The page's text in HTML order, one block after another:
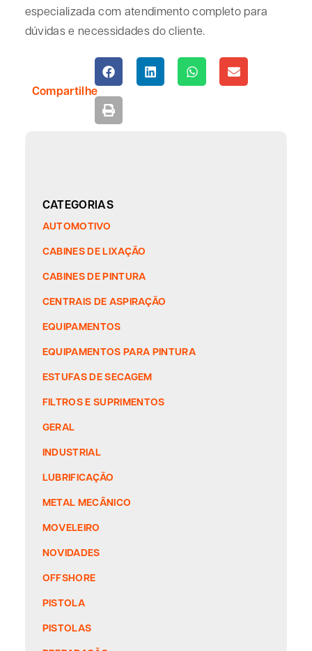
especializada com atendimento completo para
dúvidas e necessidades do cliente.
Compartilhe
CATEGORIAS
AUTOMOTIVO
CABINES DE LIXAÇÃO
CABINES DE PINTURA
CENTRAIS DE ASPIRAÇÃO
EQUIPAMENTOS
EQUIPAMENTOS PARA PINTURA
ESTUFAS DE SECAGEM
FILTROS E SUPRIMENTOS
GERAL
INDUSTRIAL
LUBRIFICAÇÃO
METAL MECÂNICO
MOVELEIRO
NOVIDADES
OFFSHORE
PISTOLA
PISTOLAS